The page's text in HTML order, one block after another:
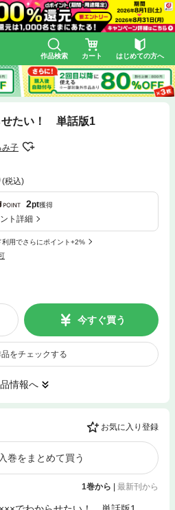
作品検索 カート はじめての方へ
せたい！ 単話版1
み子
(税込)
2pt獲得
ト詳細
利用でさらにポイント+2%
今すぐ買う
をチェックする
情報へ
お気に入り登録
巻をまとめて買う
1巻から | 最新刊から